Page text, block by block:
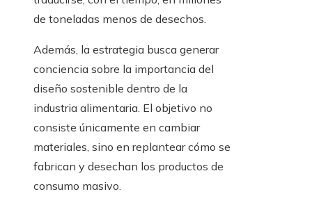
de toneladas menos de desechos.
Además, la estrategia busca generar
conciencia sobre la importancia del
diseño sostenible dentro de la
industria alimentaria. El objetivo no
consiste únicamente en cambiar
materiales, sino en replantear cómo se
fabrican y desechan los productos de
consumo masivo.